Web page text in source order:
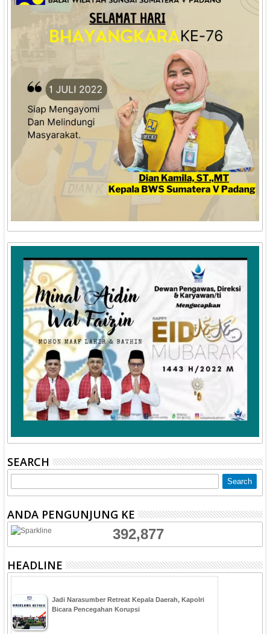
SEARCH
ANDA PENGUNJUNG KE
392,877
HEADLINE
Jadi Narasumber Retreat Kepala Daerah, Kapolri
Bicara Pencegahan Korupsi